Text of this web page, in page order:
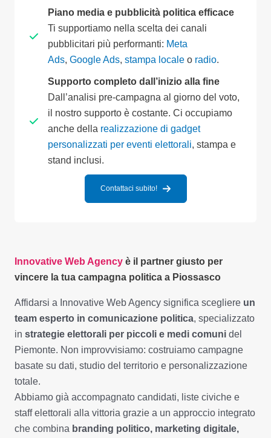
Piano media e pubblicità politica efficace
Ti supportiamo nella scelta dei canali
pubblicitari più performanti: Meta
Ads, Google Ads, stampa locale o radio.
Supporto completo dall’inizio alla fine
Dall’analisi pre-campagna al giorno del voto,
il nostro supporto è costante. Ci occupiamo
anche della realizzazione di gadget
personalizzati per eventi elettorali, stampa e
stand inclusi.
Contattaci subito!
Innovative Web Agency è il partner giusto per
vincere la tua campagna politica a Piossasco
Affidarsi a Innovative Web Agency significa scegliere un
team esperto in comunicazione politica, specializzato
in strategie elettorali per piccoli e medi comuni del
Piemonte. Non improvvisiamo: costruiamo campagne
basate su dati, studio del territorio e personalizzazione
totale.
Abbiamo già accompagnato candidati, liste civiche e
staff elettorali alla vittoria grazie a un approccio integrato
che combina branding politico, marketing digitale,